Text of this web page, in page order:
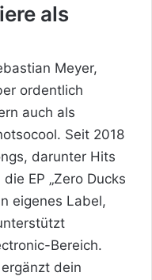
als
Meyer,
ordentlich
auch als
Seit 2018
darunter Hits
EP „Zero Ducks
eigenes Label,
Bereich.
dein